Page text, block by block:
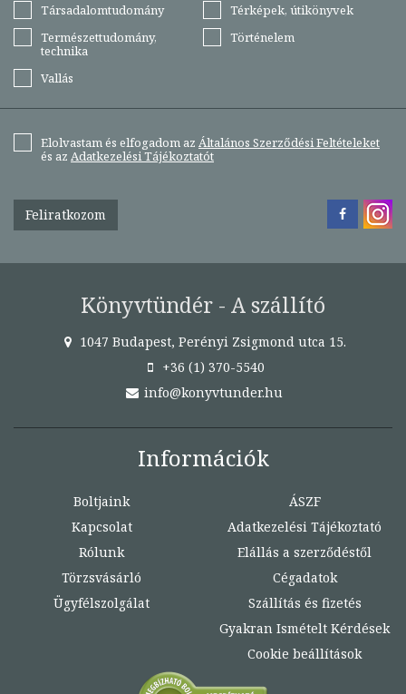
Társadalomtudomány
Térképek, útikönyvek
Természettudomány,
technika
Történelem
Vallás
Elolvastam és elfogadom az Általános Szerződési Feltételeket
és az Adatkezelési Tájékoztatót
Feliratkozom
Könyvtündér - A szállító
1047 Budapest, Perényi Zsigmond utca 15.
+36 (1) 370-5540
info@konyvtunder.hu
Információk
Boltjaink
Kapcsolat
Rólunk
Törzsvásárló
Ügyfélszolgálat
ÁSZF
Adatkezelési Tájékoztató
Elállás a szerződéstől
Cégadatok
Szállítás és fizetés
Gyakran Ismételt Kérdések
Cookie beállítások